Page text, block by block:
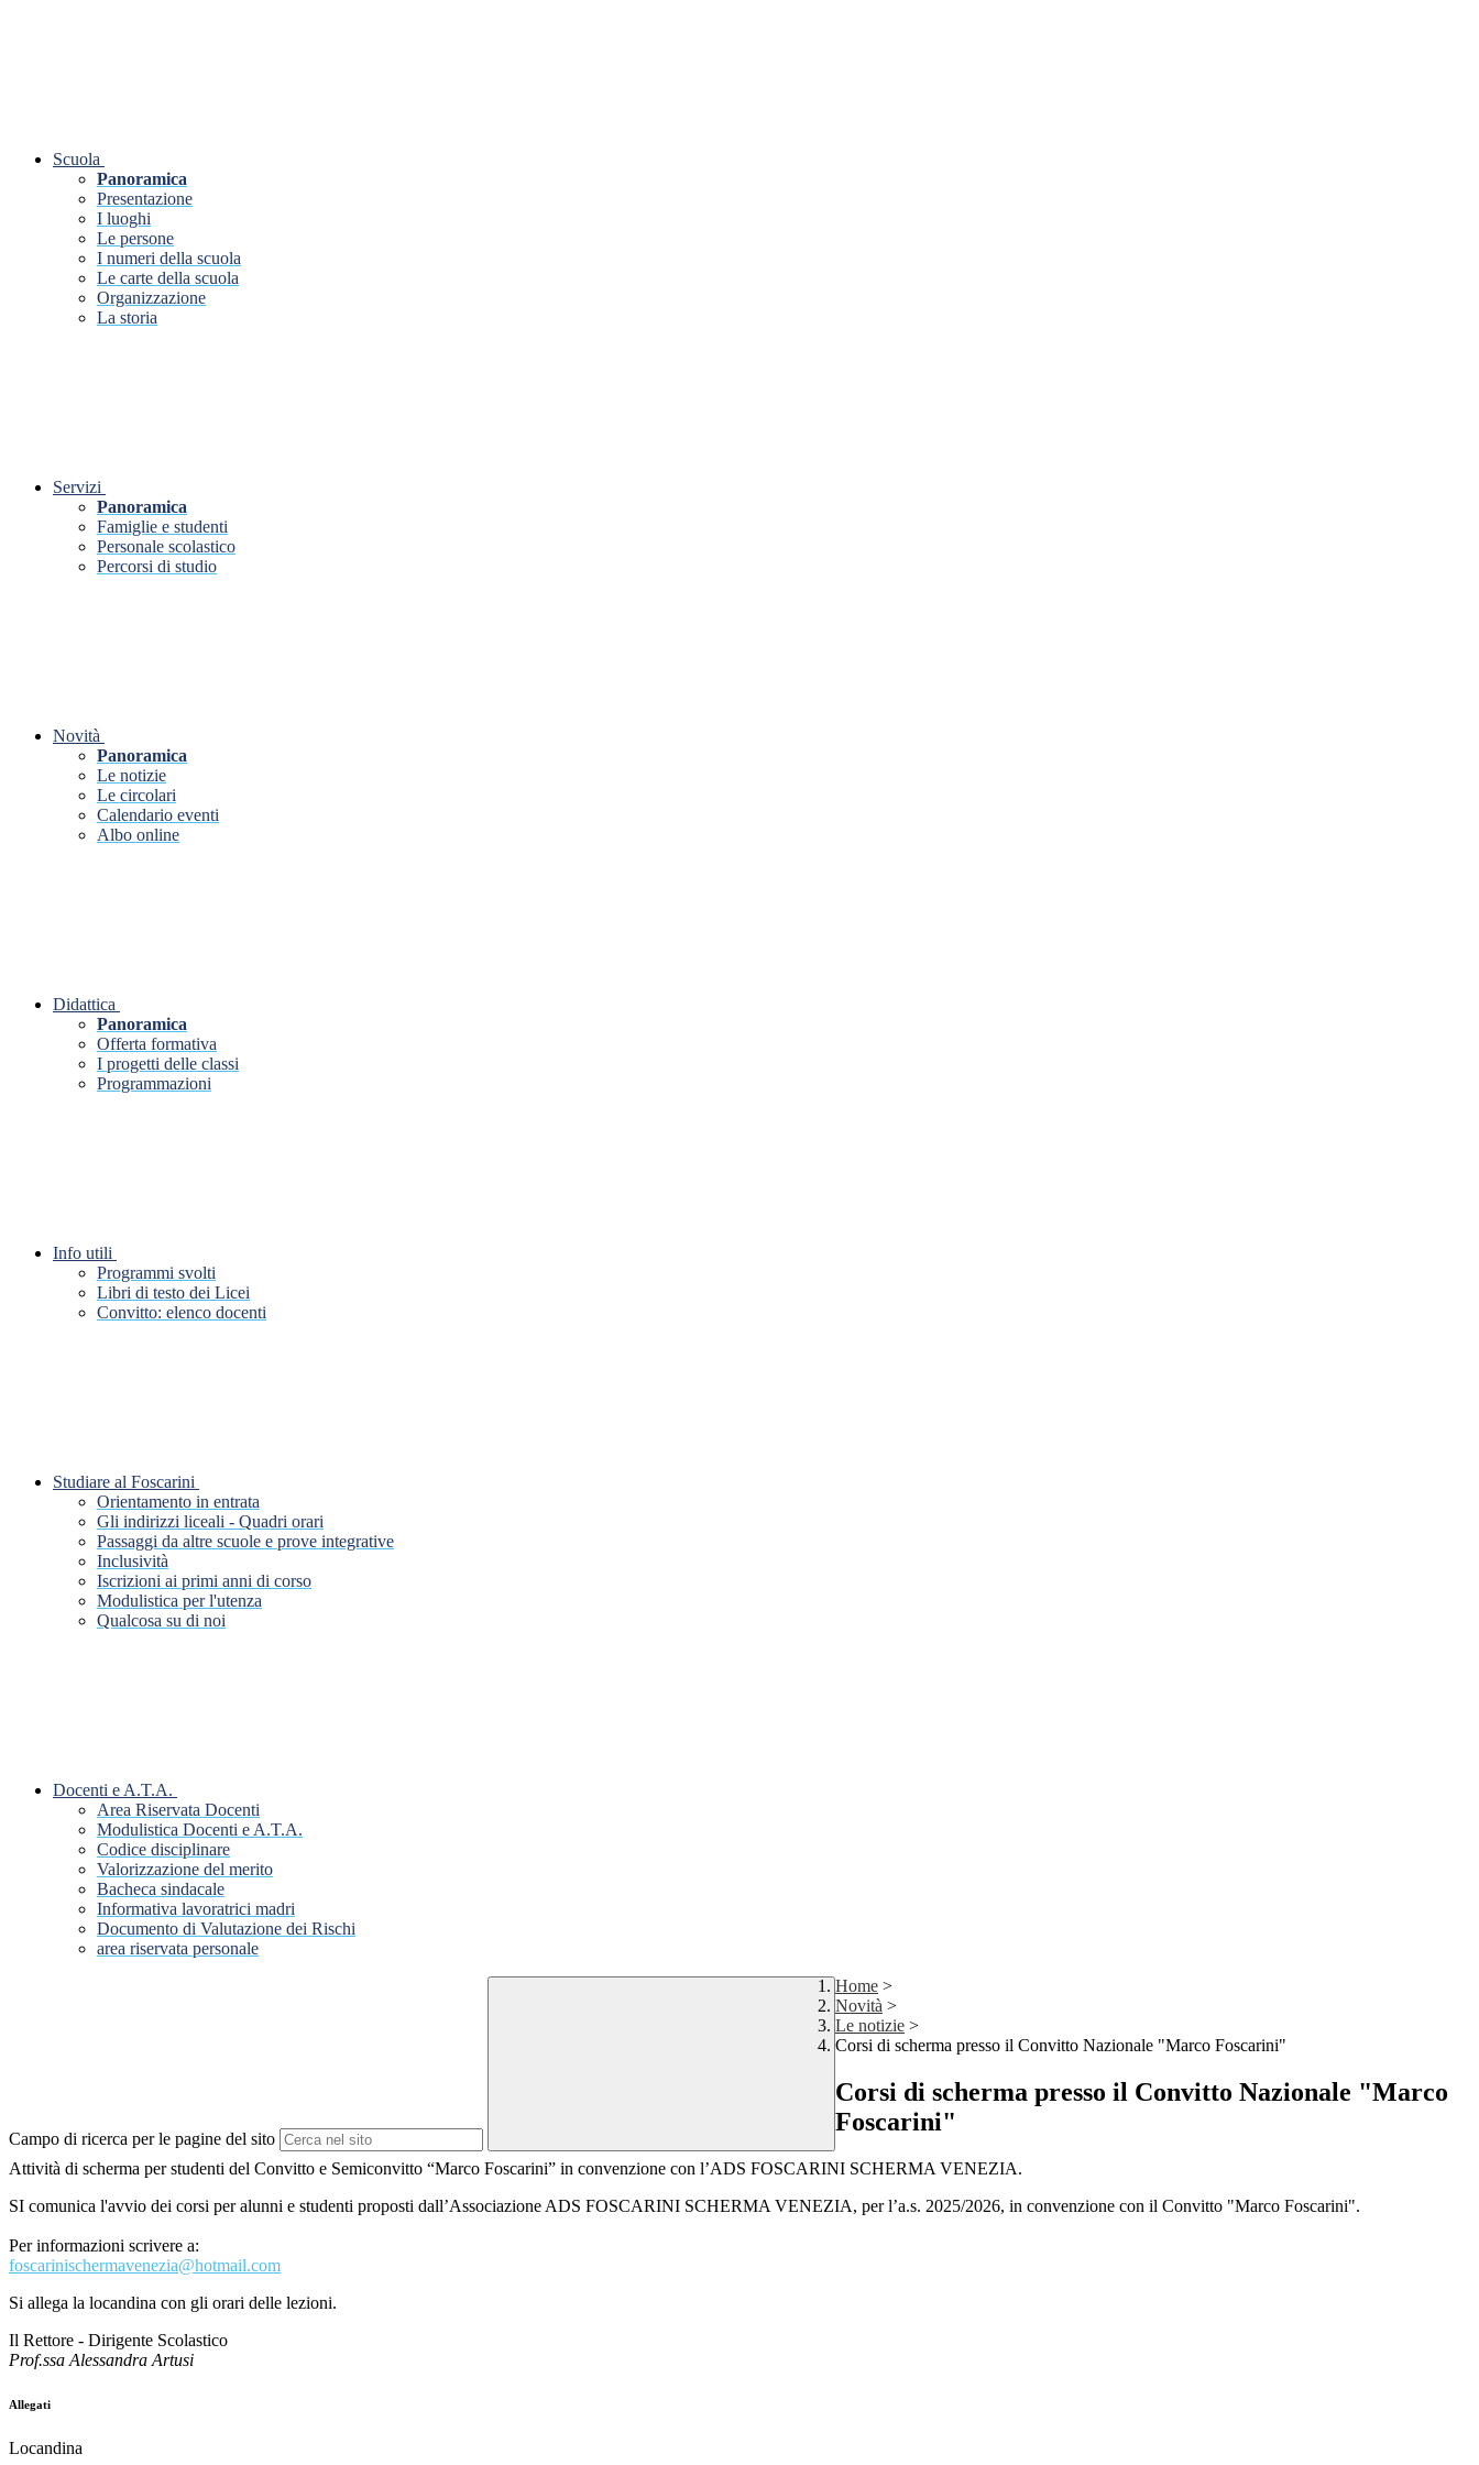
Scuola
Panoramica
Presentazione
I luoghi
Le persone
I numeri della scuola
Le carte della scuola
Organizzazione
La storia
Servizi
Panoramica
Famiglie e studenti
Personale scolastico
Percorsi di studio
Novità
Panoramica
Le notizie
Le circolari
Calendario eventi
Albo online
Didattica
Panoramica
Offerta formativa
I progetti delle classi
Programmazioni
Info utili
Programmi svolti
Libri di testo dei Licei
Convitto: elenco docenti
Studiare al Foscarini
Orientamento in entrata
Gli indirizzi liceali - Quadri orari
Passaggi da altre scuole e prove integrative
Inclusività
Iscrizioni ai primi anni di corso
Modulistica per l'utenza
Qualcosa su di noi
Docenti e A.T.A.
Area Riservata Docenti
Modulistica Docenti e A.T.A.
Codice disciplinare
Valorizzazione del merito
Bacheca sindacale
Informativa lavoratrici madri
Documento di Valutazione dei Rischi
area riservata personale
Campo di ricerca per le pagine del sito
Home >
Novità >
Le notizie >
Corsi di scherma presso il Convitto Nazionale "Marco Foscarini"
Corsi di scherma presso il Convitto Nazionale "Marco
Foscarini"
Attività di scherma per studenti del Convitto e Semiconvitto “Marco Foscarini” in convenzione con l’ADS FOSCARINI SCHERMA VENEZIA.
SI comunica l'avvio dei corsi per alunni e studenti proposti dall’Associazione ADS FOSCARINI SCHERMA VENEZIA, per l’a.s. 2025/2026, in convenzione con il Convitto "Marco Foscarini".
Per informazioni scrivere a:
foscarinischermavenezia@hotmail.com
Si allega la locandina con gli orari delle lezioni.
Il Rettore - Dirigente Scolastico
Prof.ssa Alessandra Artusi
Allegati
Locandina